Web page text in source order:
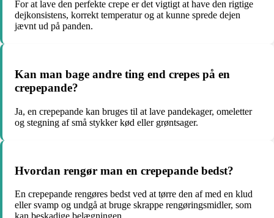
For at lave den perfekte crepe er det vigtigt at have den rigtige
dejkonsistens, korrekt temperatur og at kunne sprede dejen
jævnt ud på panden.
Kan man bage andre ting end crepes på en
crepepande?
Ja, en crepepande kan bruges til at lave pandekager, omeletter
og stegning af små stykker kød eller grøntsager.
Hvordan rengør man en crepepande bedst?
En crepepande rengøres bedst ved at tørre den af med en klud
eller svamp og undgå at bruge skrappe rengøringsmidler, som